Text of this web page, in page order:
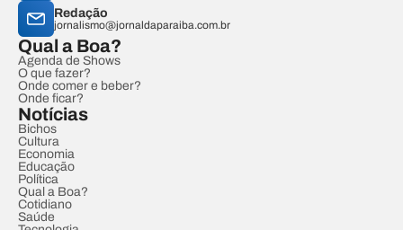
Redação
jornalismo@jornaldaparaiba.com.br
Qual a Boa?
Agenda de Shows
O que fazer?
Onde comer e beber?
Onde ficar?
Notícias
Bichos
Cultura
Economia
Educação
Política
Qual a Boa?
Cotidiano
Saúde